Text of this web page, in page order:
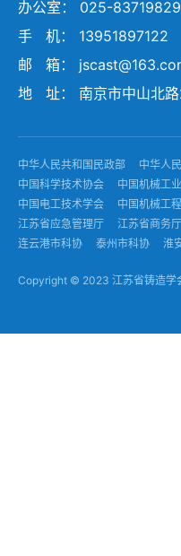
办公室： 025-
手 机： 13951897122
邮 箱：
地 址： 南京市中山北
中华人民共和国民政部 中华人
中国科学技术协会
中国机械工
中国电工技术学会
中国机械工
江苏省应急管理厅
江苏省商务厅
连云港市科协
泰州市科协 淮
Copyright © 2023 江苏省铸造学